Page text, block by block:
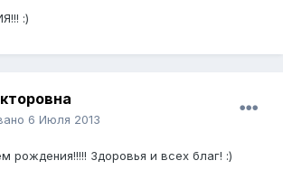
:)
6 Июля 2013
рождения!!!!! Здоровья и всех благ! :)